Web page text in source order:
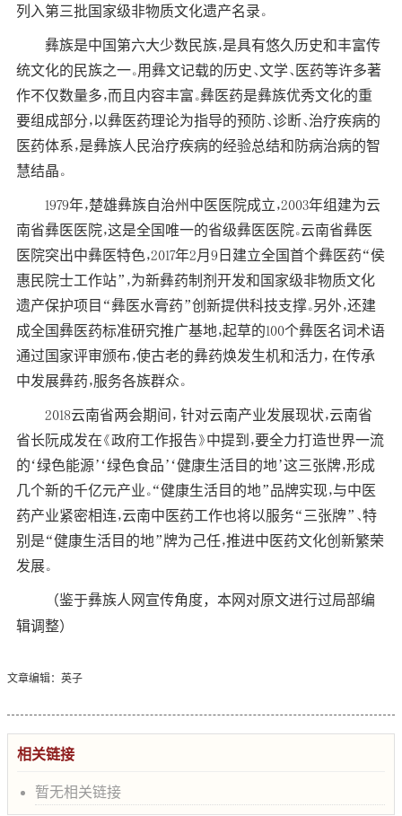
列入第三批国家级非物质文化遗产名录。
彝族是中国第六大少数民族，是具有悠久历史和丰富传
统文化的民族之一。用彝文记载的历史、文学、医药等许多著
作不仅数量多，而且内容丰富。彝医药是彝族优秀文化的重
要组成部分，以彝医药理论为指导的预防、诊断、治疗疾病的
医药体系，是彝族人民治疗疾病的经验总结和防病治病的智
慧结晶。
1979年，楚雄彝族自治州中医医院成立，2003年组建为云
南省彝医医院，这是全国唯一的省级彝医医院。云南省彝医
医院突出中彝医特色，2017年2月9日建立全国首个彝医药“侯
惠民院士工作站”，为新彝药制剂开发和国家级非物质文化
遗产保护项目“彝医水膏药”创新提供科技支撑。另外，还建
成全国彝医药标准研究推广基地，起草的100个彝医名词术语
通过国家评审颁布，使古老的彝药焕发生机和活力， 在传承
中发展彝药，服务各族群众。
2018云南省两会期间， 针对云南产业发展现状，云南省
省长阮成发在《政府工作报告》中提到，要全力打造世界一流
的‘绿色能源’‘绿色食品’‘健康生活目的地’这三张牌，形成
几个新的千亿元产业。“健康生活目的地”品牌实现，与中医
药产业紧密相连，云南中医药工作也将以服务“三张牌”、特
别是“健康生活目的地”牌为己任，推进中医药文化创新繁荣
发展。
（鉴于彝族人网宣传角度，本网对原文进行过局部编
辑调整）
文章编辑：英子
相关链接
暂无相关链接